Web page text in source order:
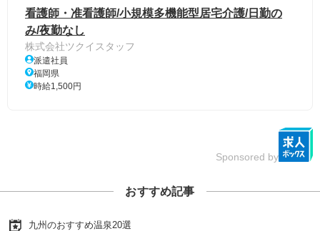
看護師・准看護師/小規模多機能型居宅介護/日勤の
み/夜勤なし
株式会社ツクイスタッフ
派遣社員
福岡県
時給1,500円
Sponsored by
おすすめ記事
九州のおすすめ温泉20選